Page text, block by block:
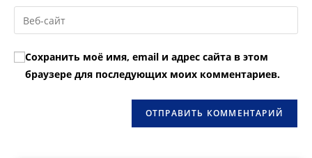
пользователя,
чтобы
прокомментировать
email-
адрес,
прокомментировать
Введите
URL
вашего
веб-
сайта
Сохранить моё имя, email и адрес сайта в этом
браузере для последующих моих комментариев.